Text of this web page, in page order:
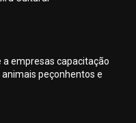
a empresas capacitação
peçonhentos e